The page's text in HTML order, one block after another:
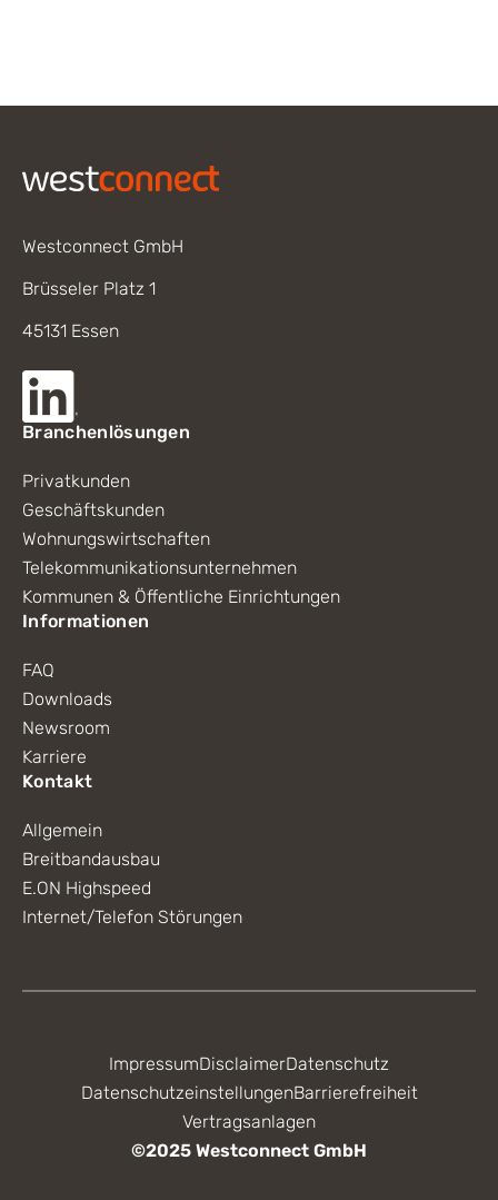
Westconnect GmbH
Brüsseler Platz 1
45131 Essen
Branchenlösungen
Privatkunden
Geschäftskunden
Wohnungswirtschaften
Telekommunikationsunternehmen
Kommunen & Öffentliche Einrichtungen
Informationen
FAQ
Downloads
Newsroom
Karriere
Kontakt
Allgemein
Breitbandausbau
E.ON Highspeed
Internet/Telefon Störungen
©2025 Westconnect GmbH
ImpressumDisclaimerDatenschutz
DatenschutzeinstellungenBarrierefreiheit
Vertragsanlagen